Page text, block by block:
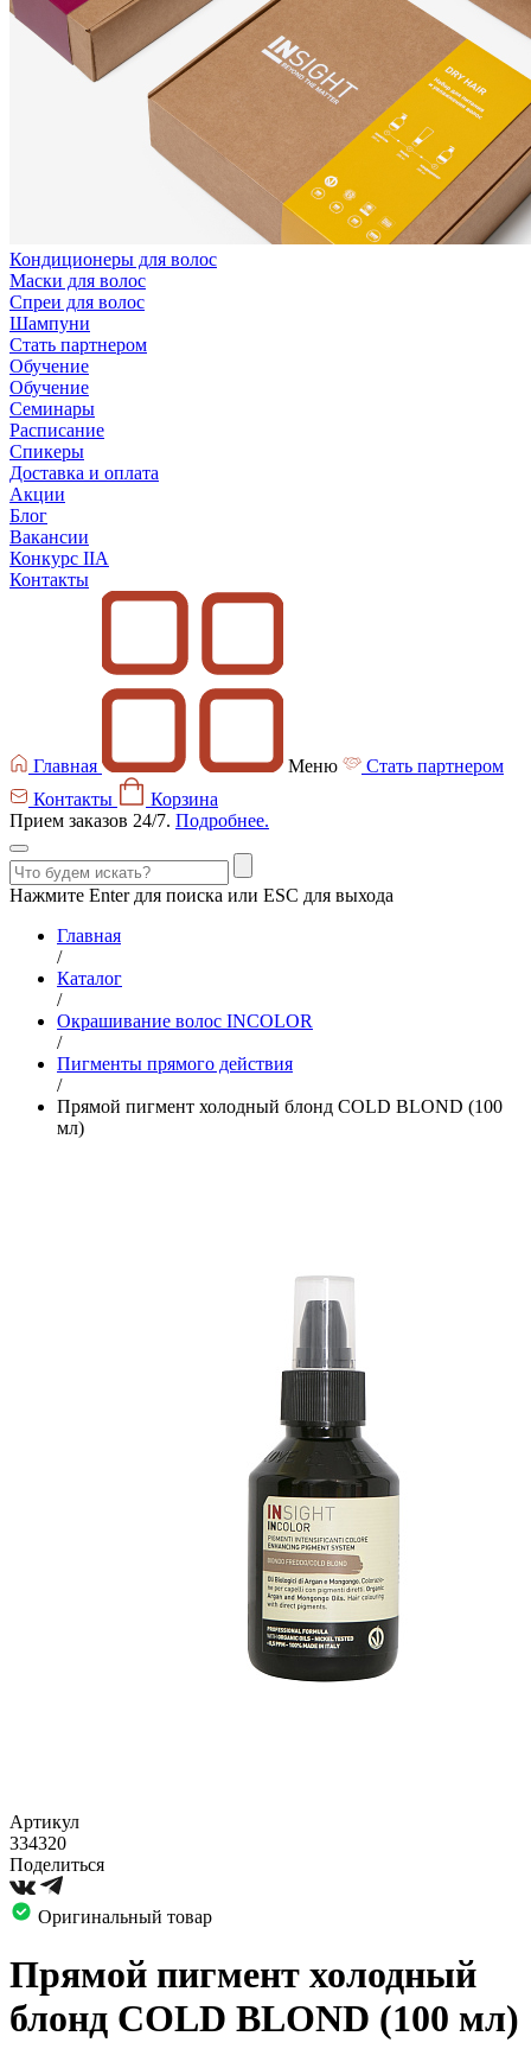
Кондиционеры для волос
Маски для волос
Спреи для волос
Шампуни
Стать партнером
Обучение
Обучение
Семинары
Расписание
Спикеры
Доставка и оплата
Акции
Блог
Вакансии
Конкурс IIA
Контакты
Главная Меню
Стать партнером
Контакты
Корзина
Прием заказов 24/7. Подробнее.
Нажмите Enter для поиска или ESC для выхода
Главная
/
Каталог
/
Окрашивание волос INCOLOR
/
Пигменты прямого действия
/
Прямой пигмент холодный блонд COLD BLOND (100
мл)
Артикул
334320
Поделиться
Оригинальный товар
Прямой пигмент холодный
блонд COLD BLOND (100 мл)